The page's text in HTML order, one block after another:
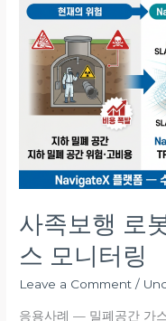
사족보행 로
스 모니터링
Leave a Comment /
응용사례 — 밀폐공간 가
족
행
기
밀
폐
공
간
가
스
니
터